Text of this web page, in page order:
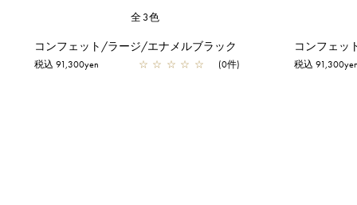
全3色
コンフェット/ラージ/エナメルブラック
税込 91,300yen ☆ ☆ ☆ ☆ ☆ (0件)
コンフェッ
税込